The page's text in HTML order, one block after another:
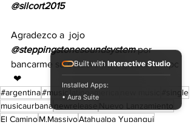
@silcort2015
Agradezco a  jojo
@steppingstonesoundsystem por
bancarme su estudio para grabar la mpc
❤
#argentina#music latinoamerica
#single
musicaurbana newrelease
Nuevo Lanzamiento
El CaminoM.MassivoAtahualpa Yupanqui
Built with Interactive Studio
Installed Apps:
• Aura Suite